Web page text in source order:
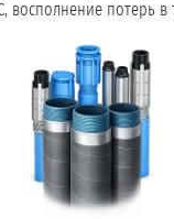
восполнение потерь в